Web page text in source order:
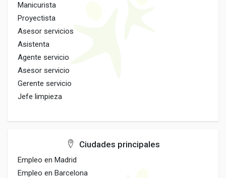
Manicurista
Proyectista
Asesor servicios
Asistenta
Agente servicio
Asesor servicio
Gerente servicio
Jefe limpieza
Ciudades principales
Empleo en Madrid
Empleo en Barcelona